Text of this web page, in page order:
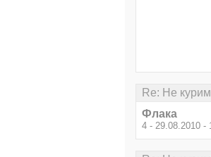
Re: Не
Флака
4 - 29.08.2010 -